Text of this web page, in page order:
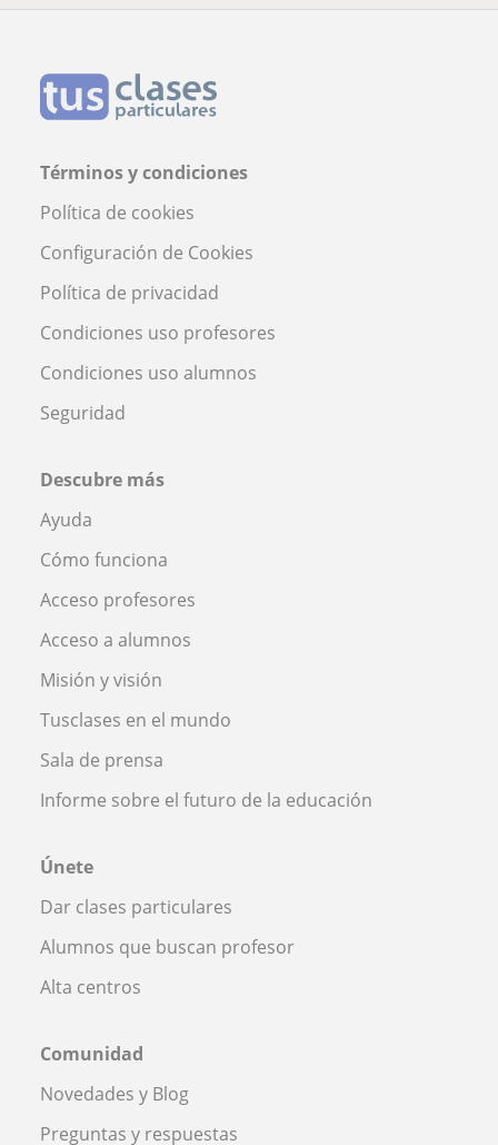
Términos y condiciones
Política de cookies
Configuración de Cookies
Política de privacidad
Condiciones uso profesores
Condiciones uso alumnos
Seguridad
Descubre más
Ayuda
Cómo funciona
Acceso profesores
Acceso a alumnos
Misión y visión
Tusclases en el mundo
Sala de prensa
Informe sobre el futuro de la educación
Únete
Dar clases particulares
Alumnos que buscan profesor
Alta centros
Comunidad
Novedades y Blog
Preguntas y respuestas